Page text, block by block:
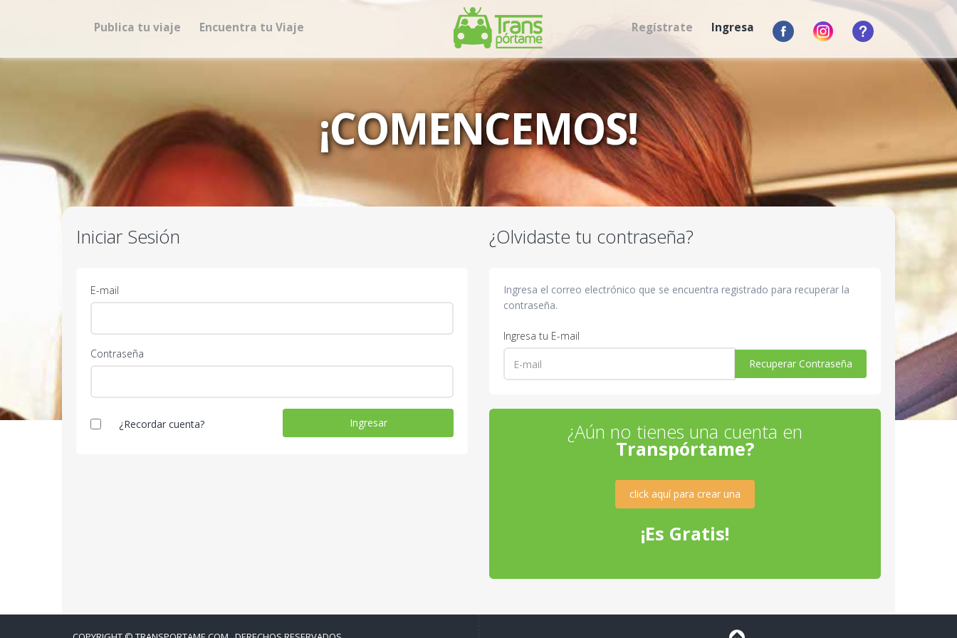
Publica tu viaje Encuentra tu Viaje Regístrate Ingresa
¡COMENCEMOS!
Iniciar Sesión
E-mail
Contraseña
¿Recordar cuenta?
¿Olvidaste tu contraseña?
Ingresa el correo electrónico que se encuentra registrado para recuperar la
contraseña.
Ingresa tu E-mail
Recuperar Contraseña
¿Aún no tienes una cuenta en
Transpórtame?
click aquí para crear una
¡Es Gratis!